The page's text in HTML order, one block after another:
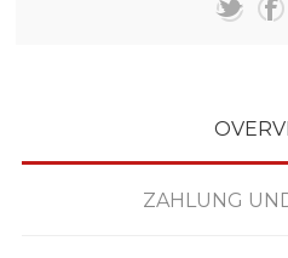
ZAHLUNG